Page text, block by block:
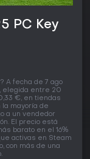
PC Key
? A fecha de 7 ago
elegida entre 20
€, en tiendas
la mayoría de
a un vendedor
El precio está
barato en el 16%
activas en Steam
con más de una